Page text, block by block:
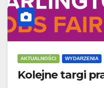
AKTUALNOŚCI WYDARZENIA
Kolejne targi